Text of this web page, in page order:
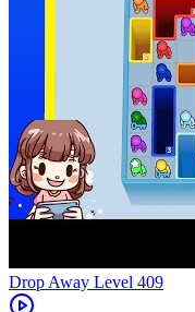
Level 409